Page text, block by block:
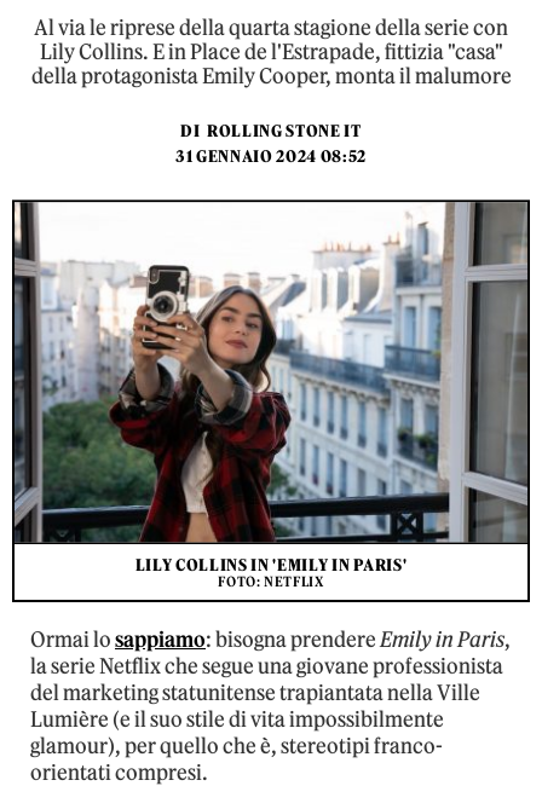
Al via le riprese della quarta stagione della serie con
Lily Collins. E in Place de l'Estrapade, fittizia "casa"
della protagonista Emily Cooper, monta il malumore
DI ROLLING STONE IT
31 GENNAIO 2024 08:52
LILY COLLINS IN 'EMILY IN PARIS'
FOTO: NETFLIX
Ormai losappiamo: bisogna prendereEmily in Paris,
la serie Netflix che segue una giovane professionista
del marketing statunitense trapiantata nella Ville
Lumière (e il suo stile di vita impossibilmente
glamour), per quello che è, stereotipi franco-
orientati compresi.